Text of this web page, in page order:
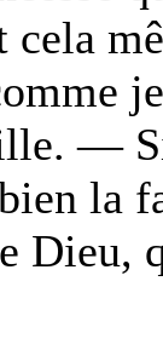
—
la
Dieu,